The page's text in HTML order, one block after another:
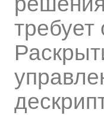
требует